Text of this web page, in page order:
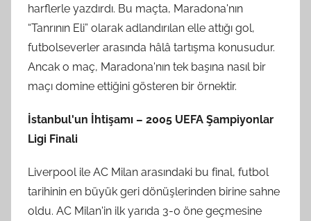
harflerle yazdırdı. Bu maçta, Maradona'nın
“Tanrının Eli” olarak adlandırılan elle attığı gol,
futbolseverler arasında hâlâ tartışma konusudur.
Ancak o maç, Maradona'nın tek başına nasıl bir
maçı domine ettiğini gösteren bir örnektir.
İstanbul'un İhtişamı – 2005 UEFA Şampiyonlar
Ligi Finali
Liverpool ile AC Milan arasındaki bu final, futbol
tarihinin en büyük geri dönüşlerinden birine sahne
oldu. AC Milan'in ilk yarıda 3-0 öne geçmesine